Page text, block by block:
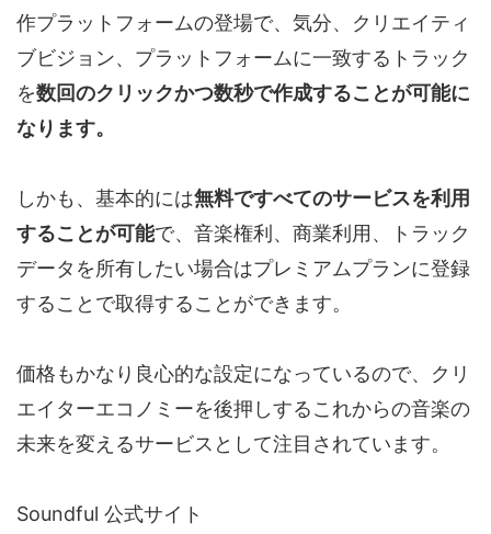
作プラットフォームの登場で、気分、クリエイティ
ブビジョン、プラットフォームに一致するトラック
を数回のクリックかつ数秒で作成することが可能に
なります。
しかも、基本的には無料ですべてのサービスを利用
することが可能で、音楽権利、商業利用、トラック
データを所有したい場合はプレミアムプランに登録
することで取得することができます。
価格もかなり良心的な設定になっているので、クリ
エイターエコノミーを後押しするこれからの音楽の
未来を変えるサービスとして注目されています。
Soundful 公式サイト